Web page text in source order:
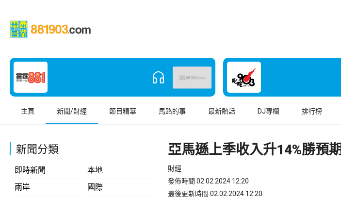
主頁 新聞/財經 節目精華 馬路的事 最新熱話 DJ專欄 排行榜
新聞分類
即時新聞
本地
兩岸
國際
亞馬遜上季收入升14%勝預期
財經
發佈時間 02.02.2024 12:20
最後更新時間 02.02.2024 12:20